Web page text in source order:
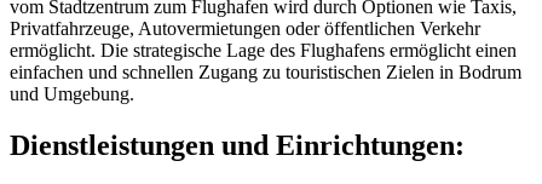
vom Stadtzentrum zum Flughafen wird durch Optionen wie Taxis,
Privatfahrzeuge, Autovermietungen oder öffentlichen Verkehr
ermöglicht. Die strategische Lage des Flughafens ermöglicht einen
einfachen und schnellen Zugang zu touristischen Zielen in Bodrum
und Umgebung.
Dienstleistungen und Einrichtungen: